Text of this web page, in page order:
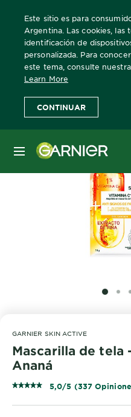
Este sitio es para
Argentina. Las cookies, las
identificación de
personalizada. Para
este tema, consulte nuestra
Learn More
CONTINUAR
MENÚ
Home Skin Active
GARNIER SKIN ACTIVE
Mascarilla de tela
Ananá
5,0/5 (337